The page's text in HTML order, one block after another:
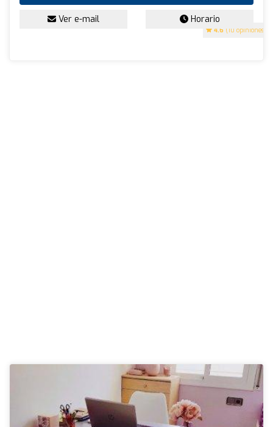
4.6 (10 opiniones)
Ver e-mail Horario